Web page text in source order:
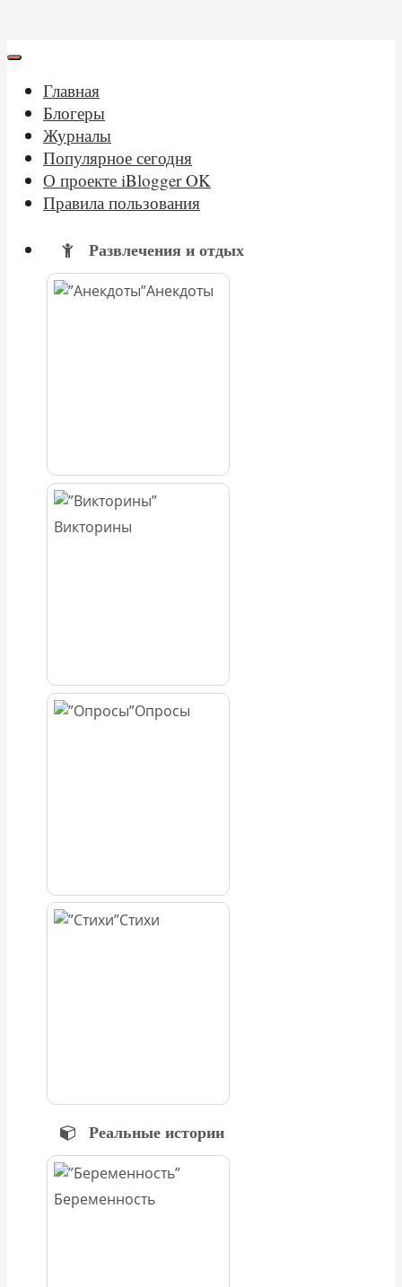
Главная
Блогеры
Журналы
Популярное сегодня
О проекте iBlogger OK
Правила пользования
Развлечения и отдых
Анекдоты
Викторины
Опросы
Стихи
Реальные истории
Беременность